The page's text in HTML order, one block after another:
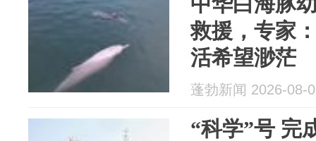
救援，专家
活希望渺茫
蓬勃新闻 2026-08-
“科学”号 完